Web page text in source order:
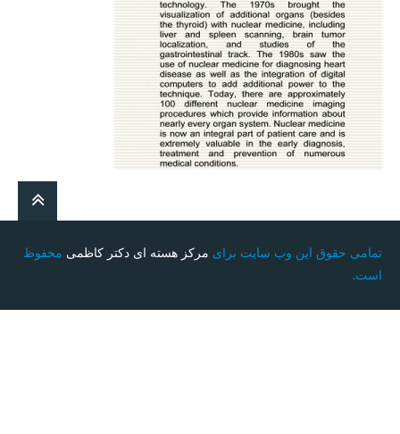
تمامی حقوق این وب سایت برای مرکز هسته ای دکتر کاظمی محفوظ
است.